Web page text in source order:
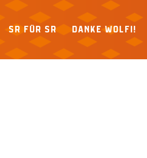
SR FÜR SR DANKE WOLFI!